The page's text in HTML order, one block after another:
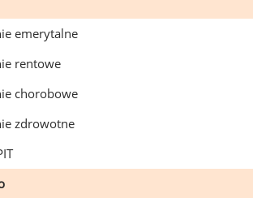
emerytalne
rentowe
chorobowe
zdrowotne